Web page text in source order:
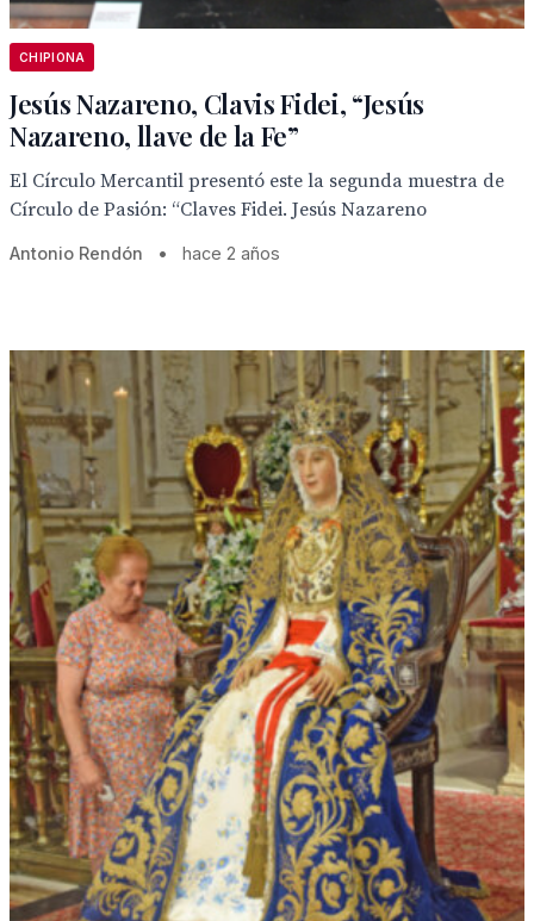
CHIPIONA
Jesús Nazareno, Clavis Fidei, “Jesús
Nazareno, llave de la Fe”
El Círculo Mercantil presentó este la segunda muestra de
Círculo de Pasión: “Claves Fidei. Jesús Nazareno
Antonio Rendón • hace 2 años